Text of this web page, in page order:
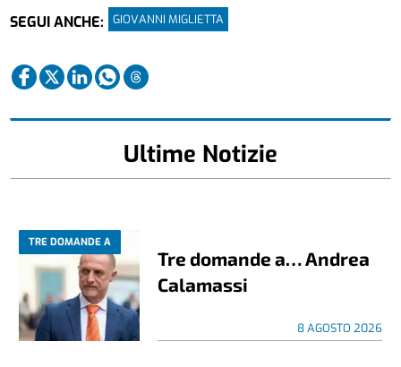
SEGUI ANCHE:
GIOVANNI MIGLIETTA
Ultime Notizie
TRE DOMANDE A
Tre domande a… Andrea
Calamassi
8 AGOSTO 2026